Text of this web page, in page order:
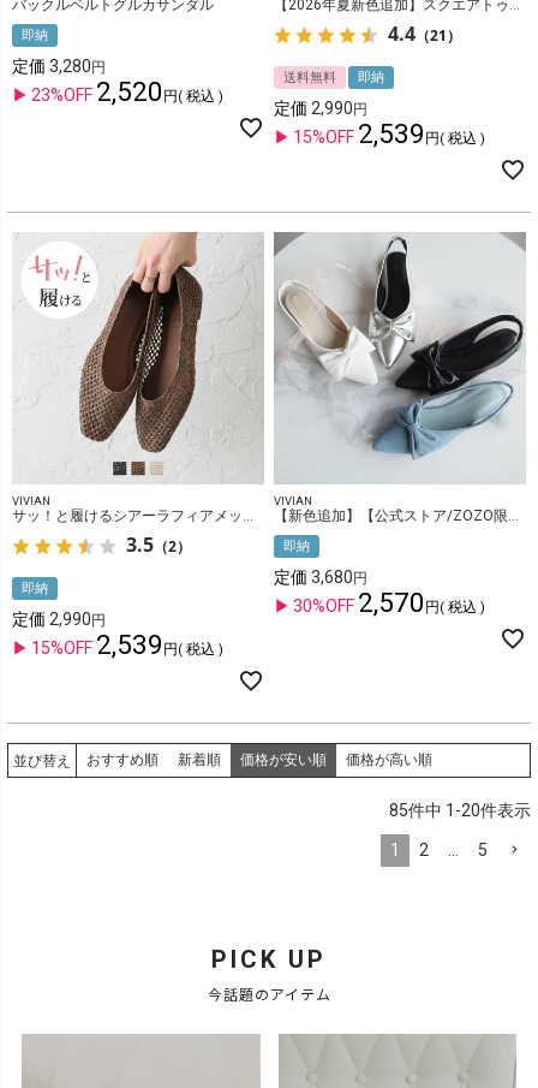
バックルベルトグルカサンダル
即納
定価 3,280
23%OFF 2,520 税込
【2026年夏新色追加】スクエアトゥメニー華奢ストラップクリアヒールサンダル
4.4 （21）
送料無料 即納
定価 2,990
15%OFF 2,539 税込
VIVIAN
サッ！と履けるシアーラフィアメッシュフラットシューズ
3.5 （2）
即納
定価 2,990
15%OFF 2,539 税込
VIVIAN
【新色追加】【公式ストア/ZOZO限定】ポインテッドトゥリボンバックストラップパンプス
即納
定価 3,680
30%OFF 2,570 税込
並び替え おすすめ順 新着順 価格が安い順 価格が高い順
85件中 1 -20件表示
1 2 … 5
PICK UP
今話題のアイテム